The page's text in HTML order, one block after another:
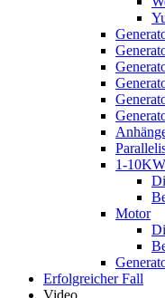
1-
Motor
Erfolgreicher Fall
Video